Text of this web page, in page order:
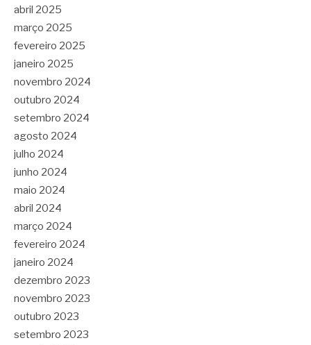
abril 2025
março 2025
fevereiro 2025
janeiro 2025
novembro 2024
outubro 2024
setembro 2024
agosto 2024
julho 2024
junho 2024
maio 2024
abril 2024
março 2024
fevereiro 2024
janeiro 2024
dezembro 2023
novembro 2023
outubro 2023
setembro 2023